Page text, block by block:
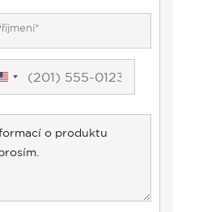
United